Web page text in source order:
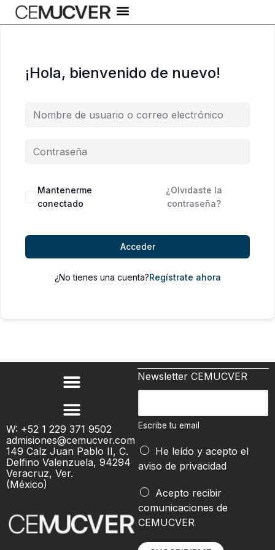
al
¡Hola, bienvenido de nuevo!
Alternative:
Mantenerme
conectado
¿Olvidaste la
contraseña?
Acceder
¿No tienes una cuenta?Regístrate ahora
W: +52 1 229 371 9502
admisiones@cemucver.com
149 Calz Juan Pablo II, C.
Delfino Valenzuela, 94294
Veracruz, Ver.
(México)
Newsletter CEMUCVER
t
*
s
c
b
e
c
i
b
e
u
e
m
Escribe tu email
He leído y acepto el
aviso de privacidad
Acepto recibir
comunicaciones de
CEMUCVER